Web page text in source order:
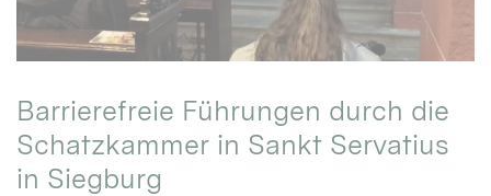
Barrierefreie Führungen durch die
Schatzkammer in Sankt Servatius
in Siegburg